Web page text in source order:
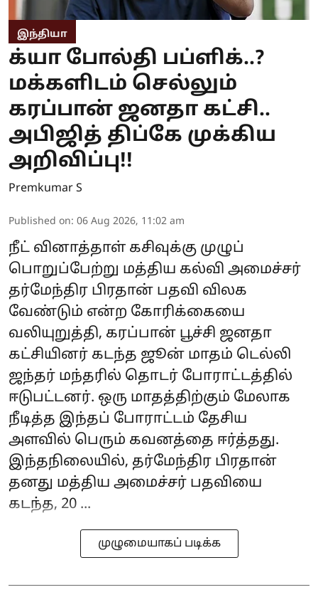
இந்தியா
க்யா போல்தி பப்ளிக்..?
மக்களிடம் செல்லும்
கரப்பான் ஜனதா கட்சி..
அபிஜித் திப்கே முக்கிய
அறிவிப்பு!!
Premkumar S
Published on: 06 Aug 2026, 11:02 am
நீட் வினாத்தாள் கசிவுக்கு முழுப்
பொறுப்பேற்று மத்திய கல்வி அமைச்சர்
தர்மேந்திர பிரதான் பதவி விலக
வேண்டும் என்ற கோரிக்கையை
வலியுறுத்தி, கரப்பான் பூச்சி ஜனதா
கட்சியினர் கடந்த ஜூன் மாதம் டெல்லி
ஜந்தர் மந்தரில் தொடர் போராட்டத்தில்
ஈடுபட்டனர். ஒரு மாதத்திற்கும் மேலாக
நீடித்த இந்தப் போராட்டம் தேசிய
அளவில் பெரும் கவனத்தை ஈர்த்தது.
இந்தநிலையில், தர்மேந்திர பிரதான்
தனது மத்திய அமைச்சர் பதவியை
கடந்த, 20 ...
முழுமையாகப் படிக்க